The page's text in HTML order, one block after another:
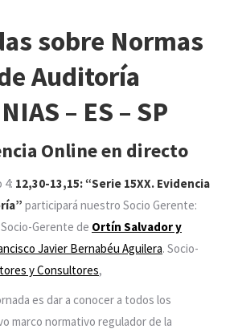
sobre Normas
Auditoría
– ES – SP
Online en directo
4: 12,30-13,15: “Serie 15XX. Evidencia
participará nuestro Socio Gerente:
Socio-Gerente de Ortín Salvador y
Javier Bernabéu Aguilera. Socio-
y Consultores,
es dar a conocer a todos los
marco normativo regulador de la